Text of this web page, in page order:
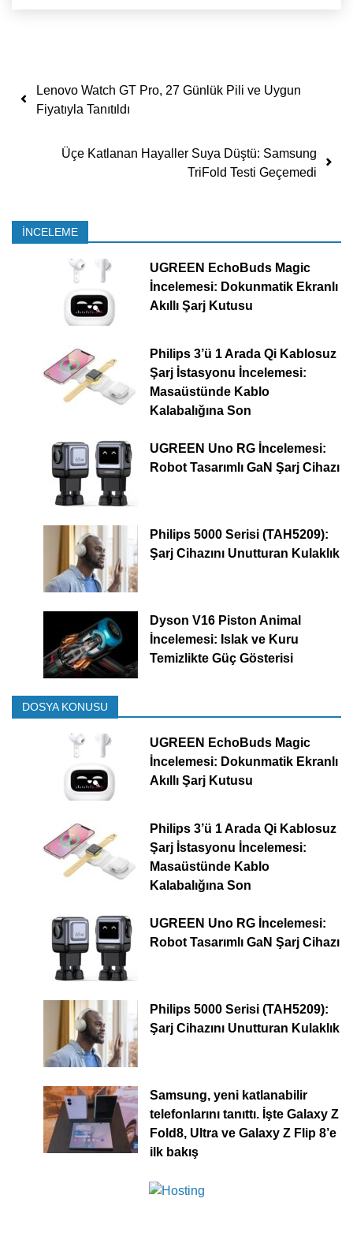
Yazı dolaşımı
Lenovo Watch GT Pro, 27 Günlük Pili ve Uygun
Fiyatıyla Tanıtıldı
Üçe Katlanan Hayaller Suya Düştü: Samsung
TriFold Testi Geçemedi
İNCELEME
UGREEN EchoBuds Magic
İncelemesi: Dokunmatik Ekranlı
Akıllı Şarj Kutusu
Philips 3’ü 1 Arada Qi Kablosuz
Şarj İstasyonu İncelemesi:
Masaüstünde Kablo
Kalabalığına Son
UGREEN Uno RG İncelemesi:
Robot Tasarımlı GaN Şarj Cihazı
Philips 5000 Serisi (TAH5209):
Şarj Cihazını Unutturan Kulaklık
Dyson V16 Piston Animal
İncelemesi: Islak ve Kuru
Temizlikte Güç Gösterisi
DOSYA KONUSU
UGREEN EchoBuds Magic
İncelemesi: Dokunmatik Ekranlı
Akıllı Şarj Kutusu
Philips 3’ü 1 Arada Qi Kablosuz
Şarj İstasyonu İncelemesi:
Masaüstünde Kablo
Kalabalığına Son
UGREEN Uno RG İncelemesi:
Robot Tasarımlı GaN Şarj Cihazı
Philips 5000 Serisi (TAH5209):
Şarj Cihazını Unutturan Kulaklık
Samsung, yeni katlanabilir
telefonlarını tanıttı. İşte Galaxy Z
Fold8, Ultra ve Galaxy Z Flip 8’e
ilk bakış